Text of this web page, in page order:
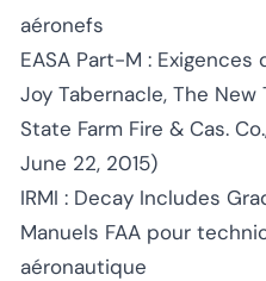
aéronefs
EASA Part-M :
Joy Tabernacle, The
State Farm Fire & Cas.
June 22, 2015)
IRMI : Decay Includes
Manuels FAA pour
aéronautique